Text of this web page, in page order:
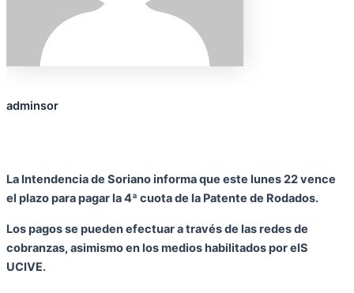
adminsor
La Intendencia de Soriano informa que este lunes 22 vence
el plazo para pagar la 4ª cuota de la Patente de Rodados.
Los pagos se pueden efectuar a través de las redes de
cobranzas, asimismo en los medios habilitados por elS
UCIVE.